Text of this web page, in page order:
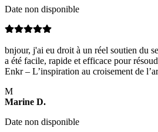
Date non disponible
bnjour, j'ai eu droit à un réel soutien du
a été facile, rapide et efficace pour
Enkr – L’inspiration au croisement de
M
Marine D.
Date non disponible